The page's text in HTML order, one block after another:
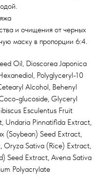
и очищения от черных
маску в пропорции 6:4.
Oil, Dioscorea Japonica
Polyglyceryl-10
Alcohol, Behenyl
glucoside, Glyceryl
Esculentus Fruit
Undaria Pinnatifida Extract,
(Soybean) Seed Extract,
Sativa (Rice) Extract,
Seed Extract, Avena Sativa
Polyacrylate